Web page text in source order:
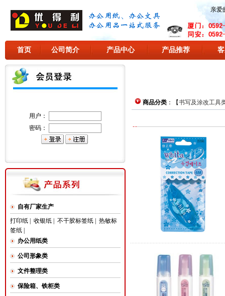
亲爱
首页 公司简介 产品中心 产品推荐
用户：
密码：
自有厂家生产
打印纸| 收银纸| 不干胶标签纸| 热敏标
签纸|
办公用纸类
公司形象类
文件整理类
保险箱、铁柜类
商品分类：【书写及涂改工具